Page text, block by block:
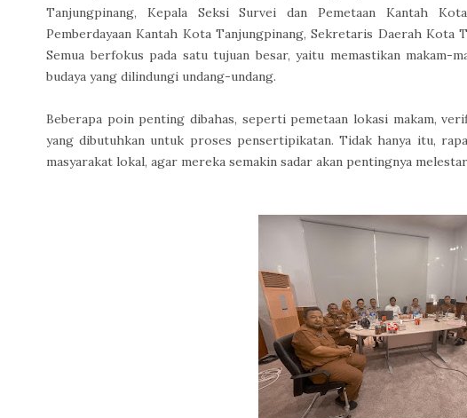
Tanjungpinang, Kepala Seksi Survei dan Pemetaan Kantah
Pemberdayaan Kantah Kota Tanjungpinang, Sekretaris Daerah Kota
Semua berfokus pada satu tujuan besar, yaitu memastikan makam-
budaya yang dilindungi undang-undang.
Beberapa poin penting dibahas, seperti pemetaan lokasi makam,
yang dibutuhkan untuk proses pensertipikatan. Tidak hanya itu,
masyarakat lokal, agar mereka semakin sadar akan pentingnya